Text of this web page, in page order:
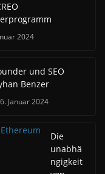
2024
und SEO
Benzer
6. Januar 2024
Die
unabhä
ngigkeit